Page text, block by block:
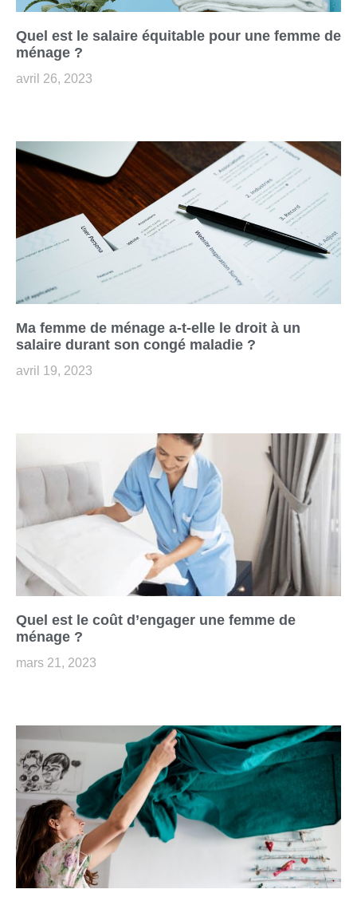
Quel est le salaire équitable pour une femme de
ménage ?
avril 26, 2023
Ma femme de ménage a-t-elle le droit à un
salaire durant son congé maladie ?
avril 19, 2023
Quel est le coût d’engager une femme de
ménage ?
mars 21, 2023